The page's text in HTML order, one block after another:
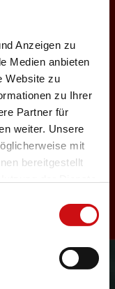
Anzeigen zu
Medien anbieten
Website zu
zu Ihrer
Partner für
weiter. Unsere
mit
bereitgestellt
verfügbar